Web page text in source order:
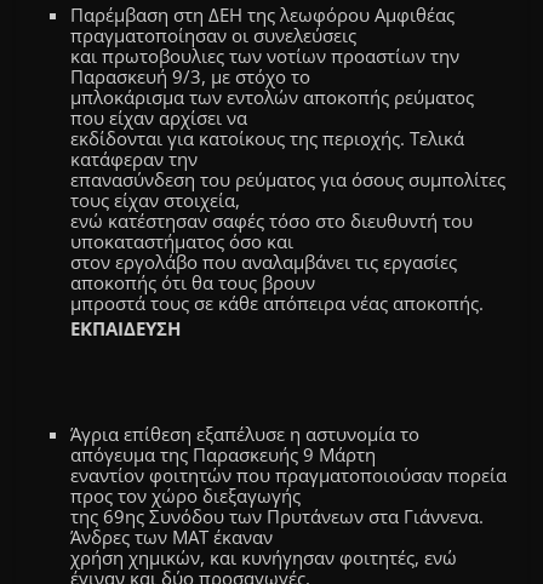
Παρέμβαση στη ΔΕΗ της λεωφόρου Αμφιθέας
πραγματοποίησαν οι συνελεύσεις
και πρωτοβουλιες των νοτίων προαστίων την
Παρασκευή 9/3, με στόχο το
μπλοκάρισμα των εντολών αποκοπής ρεύματος
που είχαν αρχίσει να
εκδίδονται για κατοίκους της περιοχής. Τελικά
κατάφεραν την
επανασύνδεση του ρεύματος για όσους συμπολίτες
τους είχαν στοιχεία,
ενώ κατέστησαν σαφές τόσο στο διευθυντή του
υποκαταστήματος όσο και
στον εργολάβο που αναλαμβάνει τις εργασίες
αποκοπής ότι θα τους βρουν
μπροστά τους σε κάθε απόπειρα νέας αποκοπής.
ΕΚΠΑΙΔΕΥΣΗ
Άγρια επίθεση εξαπέλυσε η αστυνομία το
απόγευμα της Παρασκευής 9 Μάρτη
εναντίον φοιτητών που πραγματοποιούσαν πορεία
προς τον χώρο διεξαγωγής
της 69ης Συνόδου των Πρυτάνεων στα Γιάννενα.
Άνδρες των ΜΑΤ έκαναν
χρήση χημικών, και κυνήγησαν φοιτητές, ενώ
έγιναν και δύο προσαγωγές,